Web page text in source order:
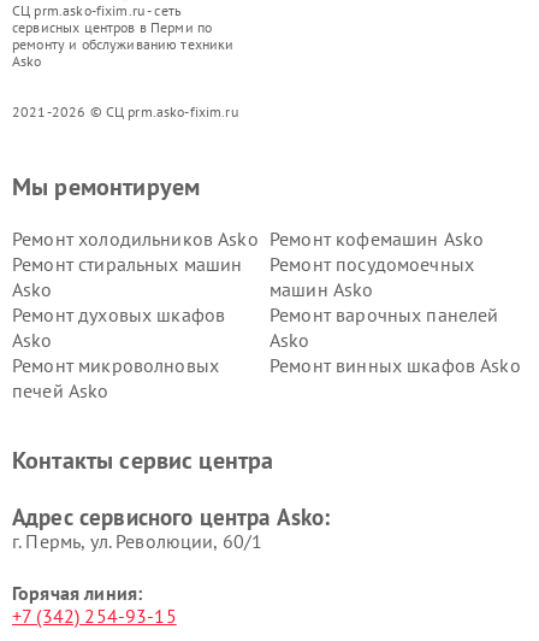
СЦ prm.asko-fixim.ru - сеть
сервисных центров в Перми по
ремонту и обслуживанию техники
Asko
2021-2026 © СЦ prm.asko-fixim.ru
Мы ремонтируем
Ремонт холодильников Asko Ремонт кофемашин Asko
Ремонт стиральных машин
Asko
Ремонт посудомоечных
машин Asko
Ремонт духовых шкафов
Asko
Ремонт варочных панелей
Asko
Ремонт микроволновых
печей Asko
Ремонт винных шкафов Asko
Ремонт подогревателей
Ремонт промышленных
Asko
Контакты сервис центра
Адрес сервисного центра Asko:
г. Пермь, ул. ​Революции, 60/1
Горячая линия:
+7 (342) 254-93-15